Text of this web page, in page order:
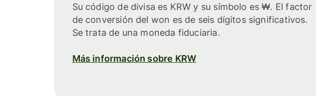
Su código de divisa es KRW y su símbolo es ₩. El factor
de conversión del won es de seis dígitos significativos.
Se trata de una moneda fiduciaria.
Más información sobre KRW